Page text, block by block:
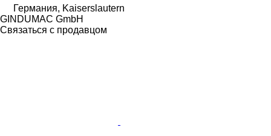
Германия, Kaiserslautern
GINDUMAC GmbH
Связаться с продавцом